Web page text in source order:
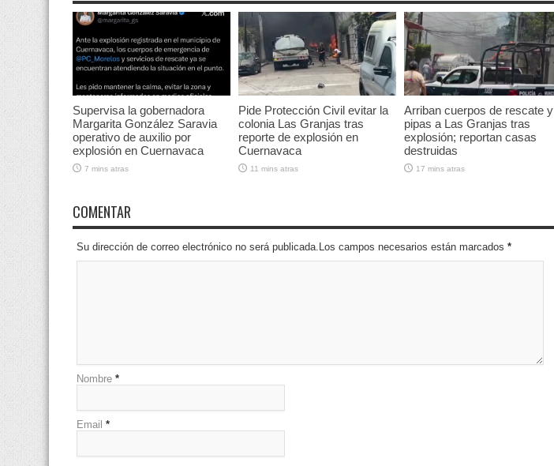
Supervisa la gobernadora
Margarita González Saravia
operativo de auxilio por
explosión en Cuernavaca
7 mins atras
Pide Protección Civil evitar la
colonia Las Granjas tras
reporte de explosión en
Cuernavaca
11 mins atras
Arriban cuerpos de rescate y
pipas a Las Granjas tras
explosión; reportan casas
destruidas
17 mins atras
COMENTAR
Su dirección de correo electrónico no será publicada.Los campos necesarios están marcados *
Nombre *
Email *